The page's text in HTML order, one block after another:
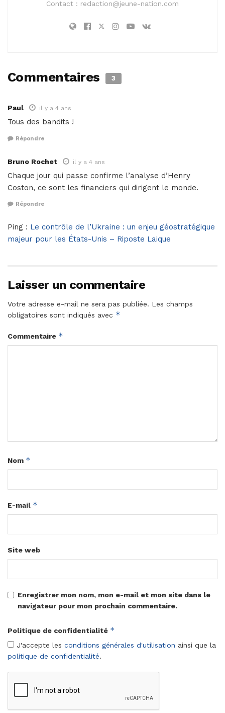
Contact : redaction@jeune-nation.com
Commentaires 3
Paul il y a 4 ans
Tous des bandits !
Répondre
Bruno Rochet il y a 4 ans
Chaque jour qui passe confirme l’analyse d’Henry
Coston, ce sont les financiers qui dirigent le monde.
Répondre
Ping : Le contrôle de l’Ukraine : un enjeu géostratégique
majeur pour les États-Unis – Riposte Laique
Laisser un commentaire
Votre adresse e-mail ne sera pas publiée. Les champs
obligatoires sont indiqués avec *
Commentaire *
Nom *
E-mail *
Site web
Enregistrer mon nom, mon e-mail et mon site dans le
navigateur pour mon prochain commentaire.
Politique de confidentialité *
J'accepte les conditions générales d'utilisation ainsi que la
politique de confidentialité.